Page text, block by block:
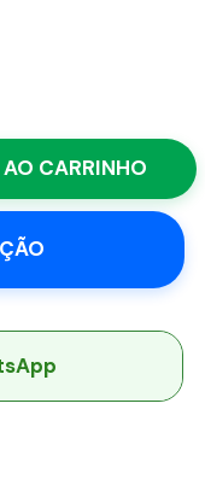
CARRINHO